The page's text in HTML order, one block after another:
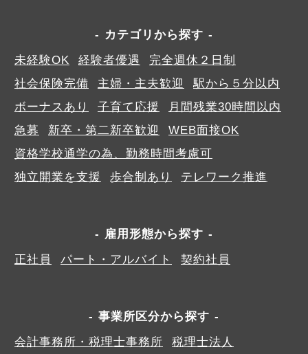
カテゴリから探す
未経験OK
経験者優遇
完全週休２日制
社会保険完備
主婦・主夫歓迎
駅から５分以内
ボーナスあり
子育て応援
月間残業30時間以内
急募
新卒・第二新卒歓迎
WEB面接OK
資格学校通学の為、勤務時間考慮可
独立開業を支援
歩合制あり テレワーク推進
雇用形態から探す
正社員
パート・アルバイト 契約社員
事業所区分から探す
会計事務所・税理士事務所
税理士法人